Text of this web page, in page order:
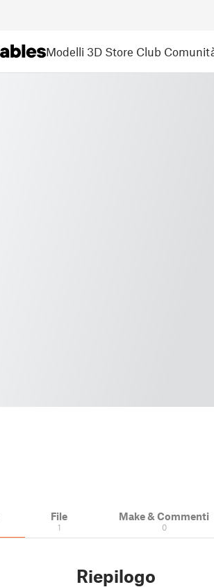
Modelli 3D Store Club
File
1
Make & Commenti
0
Riepilogo